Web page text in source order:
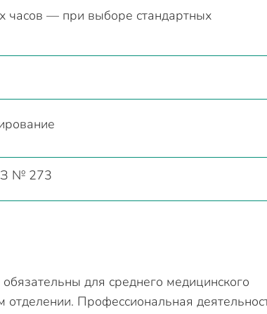
часов — при выборе стандартных
№ 273
для среднего медицинского
Профессиональная